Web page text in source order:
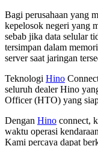
Bagi perusahaan yang
kepelosok negeri yang
sebab jika data selular
tersimpan dalam
server saat jaringan
Teknologi Hino
seluruh dealer Hino
Officer (HTO) yang
Dengan Hino connect,
waktu operasi
Kami percaya dapat